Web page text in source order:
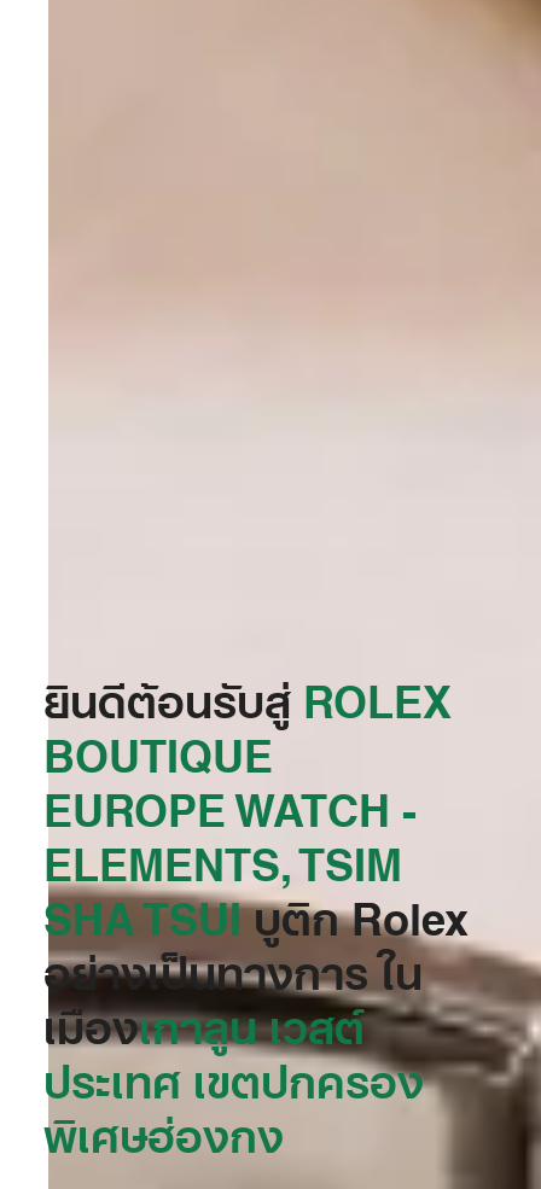
ยินดีต้อนรับสู่‭ROLEX
BOUTIQUE
EUROPE WATCH -
ELEMENTS, TSIM
SHA TSUI‬บูติก Rolex
อย่างเป็นทางการ ใน
เมืองเกาลูน เวสต์
ประเทศ เขตปกครอง
พิเศษฮ่องกง